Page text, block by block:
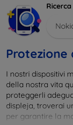
Protezione
I nostri dispositivi
della nostra vita
proteggerli
displeja, troverai
per garantire la